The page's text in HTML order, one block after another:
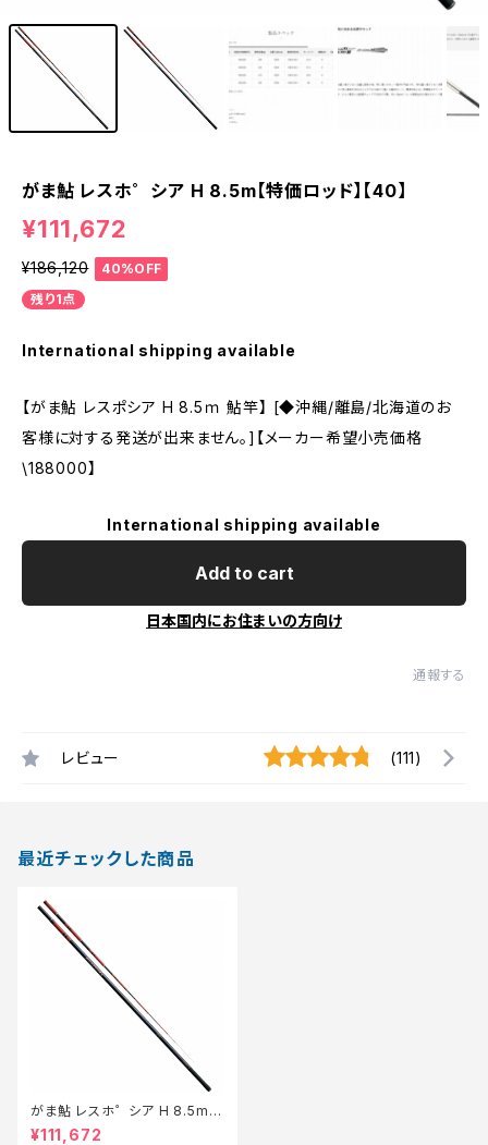
がま鮎 レスホ゜シア H 8.5m【特価ロッド】【40】
¥111,672
¥186,120
40%OFF
残り1点
International shipping available
【がま鮎 レスポシア H 8.5ｍ 鮎竿】 [◆沖縄/離島/北海道のお
客様に対する発送が出来ません。]【メーカー希望小売価格
\188000】
International shipping available
Add to cart
日本国内にお住まいの方向け
通報する
レビュー (111)
最近チェックした商品
がま鮎 レスホ゜シア H 8.5m
【特価ロッド】【40】
¥111,672